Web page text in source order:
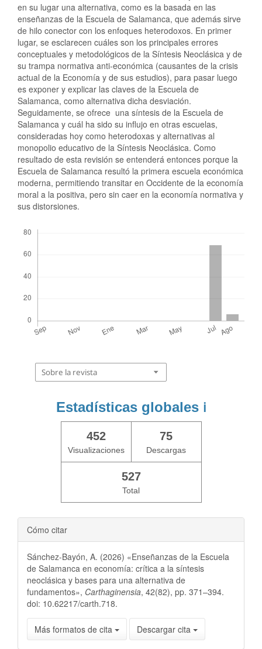
en su lugar una alternativa, como es la basada en las
enseñanzas de la Escuela de Salamanca, que además sirve
de hilo conector con los enfoques heterodoxos. En primer
lugar, se esclarecen cuáles son los principales errores
conceptuales y metodológicos de la Síntesis Neoclásica y de
su trampa normativa anti-económica (causantes de la crisis
actual de la Economía y de sus estudios), para pasar luego
es exponer y explicar las claves de la Escuela de
Salamanca, como alternativa dicha desviación.
Seguidamente, se ofrece una síntesis de la Escuela de
Salamanca y cuál ha sido su influjo en otras escuelas,
consideradas hoy como heterodoxas y alternativas al
monopolio educativo de la Síntesis Neoclásica. Como
resultado de esta revisión se entenderá entonces porque la
Escuela de Salamanca resultó la primera escuela económica
moderna, permitiendo transitar en Occidente de la economía
moral a la positiva, pero sin caer en la economía normativa y
sus distorsiones.
Sobre la revista
Estadísticas globales ℹ️
452
Visualizaciones
75
Descargas
527
Total
Cómo citar
Sánchez-Bayón, A. (2026) «Enseñanzas de la Escuela
de Salamanca en economía: crítica a la síntesis
neoclásica y bases para una alternativa de
fundamentos», Carthaginensia, 42(82), pp. 371–394.
doi: 10.62217/carth.718.
Más formatos de cita Descargar cita